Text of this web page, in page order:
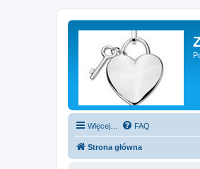
Więcej… FAQ
Strona główna